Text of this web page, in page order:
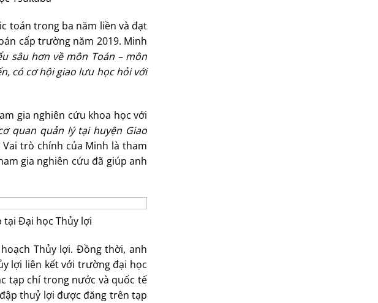
toán trong ba năm liền và đạt
cấp trường năm 2019. Minh
sâu hơn về môn Toán – môn
có cơ hội giao lưu học hỏi với
gia nghiên cứu khoa học với
quan quản lý tại huyện Giao
trò chính của Minh là tham
gia nghiên cứu đã giúp anh
Đại học Thủy lợi
Thủy lợi. Đồng thời, anh
lợi liên kết với trường đại học
tạp chí trong nước và quốc tế
thuỷ lợi được đăng trên tạp